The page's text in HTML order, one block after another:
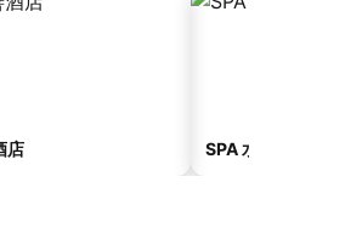
店 SPA 水療酒店